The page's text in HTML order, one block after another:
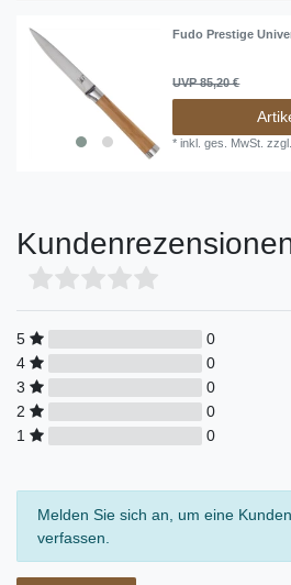
Fudo Prestige
UVP 85,20 €
*inkl. ges. MwSt.
5
0
4
0
3
0
2
0
1
0
Melden Sie sich an, um eine
verfassen.